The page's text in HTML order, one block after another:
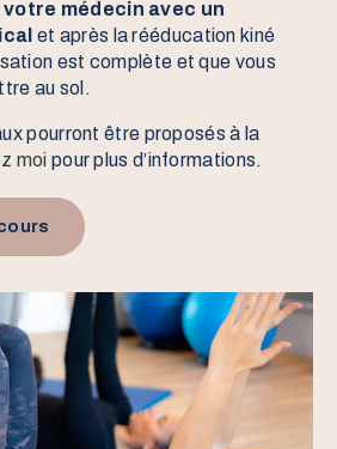
votre médecin avec un
et après la rééducation kiné
est complète et que vous
au sol.
pourront être proposés à la
moi pour plus d’informations.